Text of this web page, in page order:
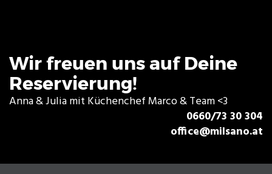
Wir freuen uns auf Deine
Reservierung!
Anna & Julia mit Küchenchef Marco & Team <3
0660/73 30 304
office@milsano.at